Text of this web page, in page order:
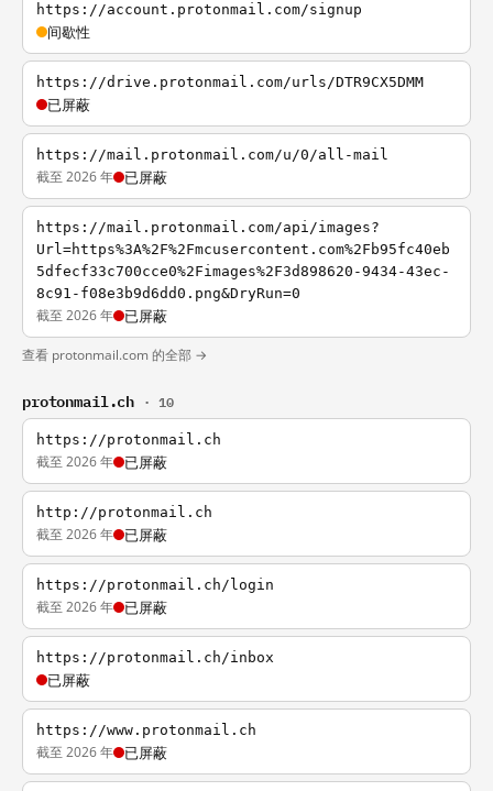
https://account.protonmail.com/signup
间歇性
https://drive.protonmail.com/urls/DTR9CX5DMM
已屏蔽
https://mail.protonmail.com/u/0/all-mail
截至 2026 年 已屏蔽
https://mail.protonmail.com/api/images?
Url=https%3A%2F%2Fmcusercontent.com%2Fb95fc40eb
5dfecf33c700cce0%2Fimages%2F3d898620-9434-43ec-
8c91-f08e3b9d6dd0.png&DryRun=0
截至 2026 年 已屏蔽
查看 protonmail.com 的全部 →
protonmail.ch · 10
https://protonmail.ch
截至 2026 年 已屏蔽
http://protonmail.ch
截至 2026 年 已屏蔽
https://protonmail.ch/login
截至 2026 年 已屏蔽
https://protonmail.ch/inbox
已屏蔽
https://www.protonmail.ch
截至 2026 年 已屏蔽